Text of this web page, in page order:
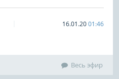
16.01.2001:46
Весь эфир